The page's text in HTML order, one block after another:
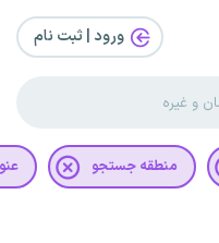
ورود | ثبت‌ نام
منطقه جستجو